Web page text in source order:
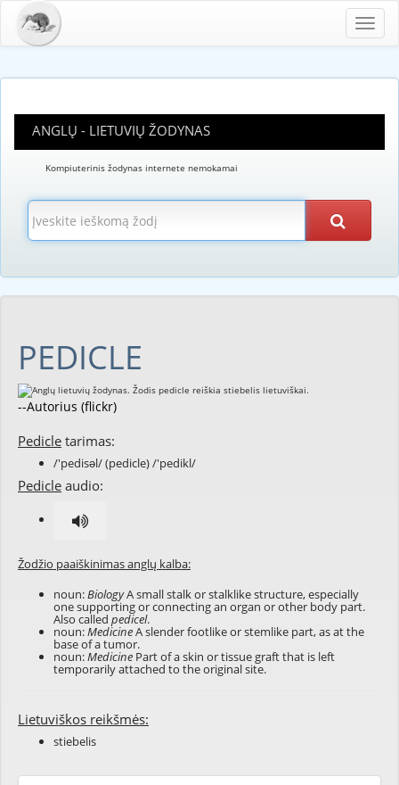
ANGLŲ - LIETUVIŲ ŽODYNAS
Kompiuterinis žodynas internete nemokamai
PEDICLE
--Autorius (flickr)
Pedicle tarimas:
/'pedisəl/ (pedicle) /'pedikl/
Pedicle audio:
Žodžio paaiškinimas anglų kalba:
noun:BiologyA small stalk or stalklike structure, especially
one supporting or connecting an organ or other body part.
Also called pedicel.
noun:MedicineA slender footlike or stemlike part, as at the
base of a tumor.
noun:Medicine Part of a skin or tissue graft that is left
temporarily attached to the original site.
Lietuviškos reikšmės:
stiebelis